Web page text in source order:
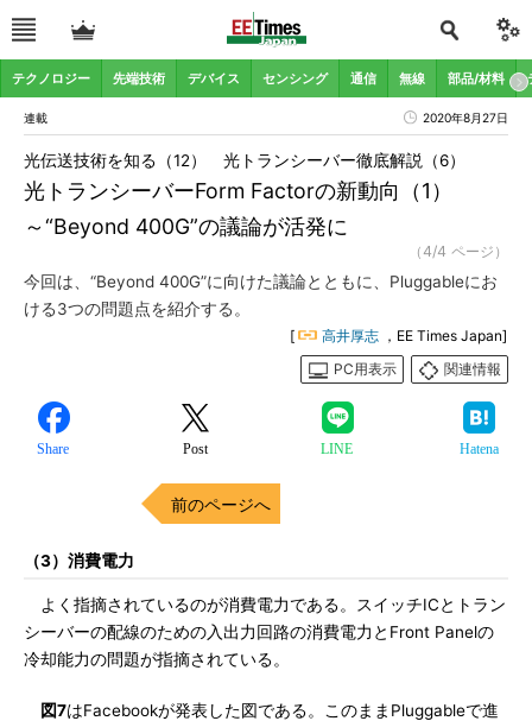
テクノロジー 先端技術 デバイス センシング 通信 無線 部品/材料
連載 2020年8月27日
光トランシーバーForm Factorの新動向（1）
～“Beyond 400G”の議論が活発に
光伝送技術を知る（12） 光トランシーバー徹底解説（6）
（4/4 ページ）
今回は、“Beyond 400G”に向けた議論とともに、Pluggableにお
ける3つの問題点を紹介する。
[ 高井厚志 ，EE Times Japan]
PC用表示
関連情報
Share Post LINE Hatena
前のページへ
（3）消費電力
よく指摘されているのが消費電力である。スイッチICとトラン
シーバーの配線のための入出力回路の消費電力とFront Panelの
冷却能力の問題が指摘されている。
図7はFacebookが発表した図である。このままPluggableで進